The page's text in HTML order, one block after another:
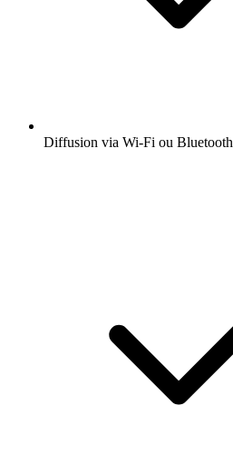
Diffusion via Wi-Fi ou Bluetooth